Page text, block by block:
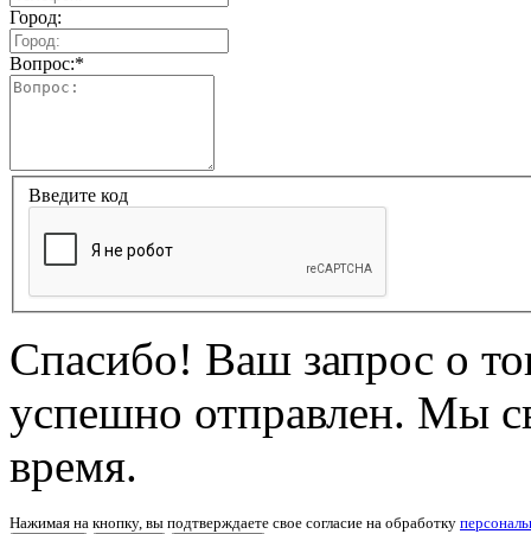
Город:
Вопрос:*
Введите код
Спасибо! Ваш запрос о
успешно отправлен. Мы
время.
Нажимая на кнопку, вы подтверждаете свое согласие на обработку